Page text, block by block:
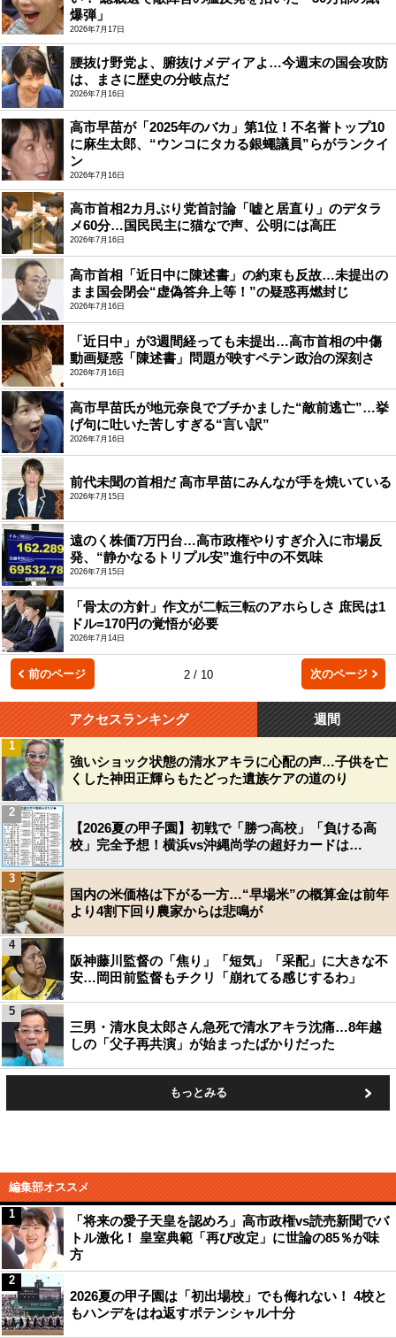
爆弾」
2026年7月17日
腰抜け野党よ、腑抜けメディアよ…今週末の国会攻防
は、まさに歴史の分岐点だ
2026年7月16日
高市早苗が「2025年のバカ」第1位！不名誉トップ10
に麻生太郎、“ウンコにタカる銀蠅議員”らがランクイ
ン
2026年7月16日
高市首相2カ月ぶり党首討論「嘘と居直り」のデタラ
メ60分…国民民主に猫なで声、公明には高圧
2026年7月16日
高市首相「近日中に陳述書」の約束も反故…未提出の
まま国会閉会“虚偽答弁上等！”の疑惑再燃封じ
2026年7月16日
「近日中」が3週間経っても未提出…高市首相の中傷
動画疑惑「陳述書」問題が映すペテン政治の深刻さ
2026年7月16日
高市早苗氏が地元奈良でブチかました“敵前逃亡”…挙
げ句に吐いた苦しすぎる“言い訳”
2026年7月16日
前代未聞の首相だ 高市早苗にみんなが手を焼いている
2026年7月15日
遠のく株価7万円台…高市政権やりすぎ介入に市場反
発、“静かなるトリプル安”進行中の不気味
2026年7月15日
「骨太の方針」作文が二転三転のアホらしさ 庶民は1
ドル=170円の覚悟が必要
2026年7月14日
前のページ 2 / 10 次のページ
アクセスランキング 週間
強いショック状態の清水アキラに心配の声…子供を亡
くした神田正輝らもたどった遺族ケアの道のり
1
【2026夏の甲子園】初戦で「勝つ高校」「負ける高
校」完全予想！横浜vs沖縄尚学の超好カードは…
2
国内の米価格は下がる一方…“早場米”の概算金は前年
より4割下回り農家からは悲鳴が
3
阪神藤川監督の「焦り」「短気」「采配」に大きな不
安…岡田前監督もチクリ「崩れてる感じするわ」
4
三男・清水良太郎さん急死で清水アキラ沈痛…8年越
しの「父子再共演」が始まったばかりだった
5
もっとみる
編集部オススメ
「将来の愛子天皇を認めろ」高市政権vs読売新聞でバ
トル激化！ 皇室典範「再び改定」に世論の85％が味
方
1
2026夏の甲子園は「初出場校」でも侮れない！ 4校と
もハンデをはね返すポテンシャル十分
2